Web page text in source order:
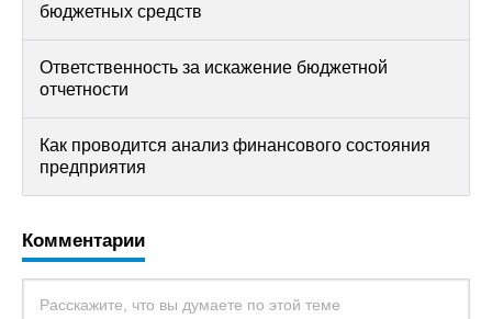
бюджетных средств
Ответственность за искажение бюджетной
отчетности
Как проводится анализ финансового состояния
предприятия
Комментарии